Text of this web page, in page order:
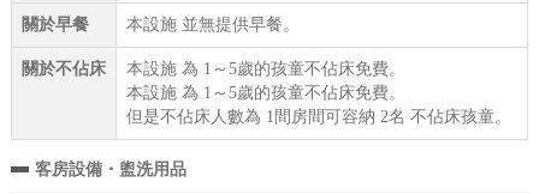
關於早餐 本設施 並無提供早餐。
關於不佔床
本設施 為 1～5歲的孩童不佔床免費。
本設施 為 1～5歲的孩童不佔床免費。
但是不佔床人數為 1間房間可容納 2名 不佔床孩童。
客房設備・盥洗用品